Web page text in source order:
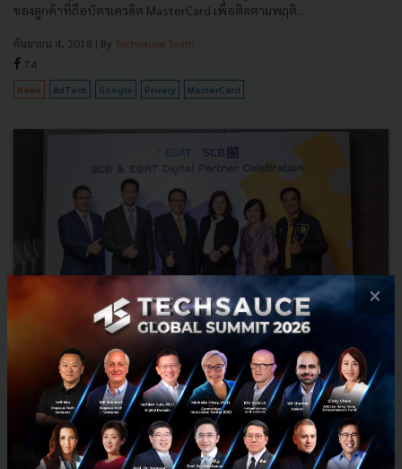
ของลูกค้าที่ถือบัตรเครดิต MasterCard เพื่อติดตามพฤติ...
กันยายน 4, 2018 | By Techsauce Team
74
News AdTech Google Privacy MasterCard
SCB จับมือ EGAT นำเทคโนโลยีพัฒนาบริการระบบบริหารการ
เงินดิจิทัล
ธนาคารไทยพาณิชย์ จำกัด (มหาชน) ผนึก การไฟฟ้าฝ่ายผลิตแห่ง
×